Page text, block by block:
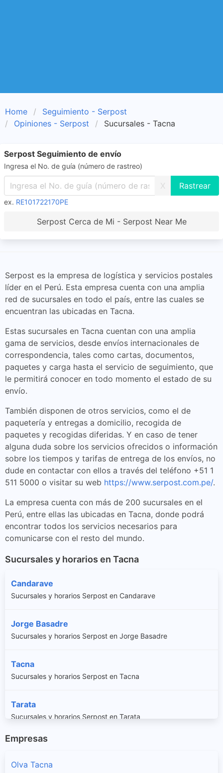
Home
Seguimiento - Serpost
Opiniones - Serpost
Sucursales - Tacna
Serpost Seguimiento de envío
Ingresa el No. de guía (número de rastreo)
X
ex. RE101722170PE
Serpost Cerca de Mi - Serpost Near Me
Serpost es la empresa de logística y servicios postales
líder en el Perú. Esta empresa cuenta con una amplia
red de sucursales en todo el país, entre las cuales se
encuentran las ubicadas en Tacna.
Estas sucursales en Tacna cuentan con una amplia
gama de servicios, desde envíos internacionales de
correspondencia, tales como cartas, documentos,
paquetes y carga hasta el servicio de seguimiento, que
le permitirá conocer en todo momento el estado de su
envío.
También disponen de otros servicios, como el de
paquetería y entregas a domicilio, recogida de
paquetes y recogidas diferidas. Y en caso de tener
alguna duda sobre los servicios ofrecidos o información
sobre los tiempos y tarifas de entrega de los envíos, no
dude en contactar con ellos a través del teléfono +51 1
511 5000 o visitar su web https://www.serpost.com.pe/.
La empresa cuenta con más de 200 sucursales en el
Perú, entre ellas las ubicadas en Tacna, donde podrá
encontrar todos los servicios necesarios para
comunicarse con el resto del mundo.
Sucursales y horarios en Tacna
Candarave
Sucursales y horarios Serpost en Candarave
Jorge Basadre
Sucursales y horarios Serpost en Jorge Basadre
Tacna
Sucursales y horarios Serpost en Tacna
Tarata
Sucursales y horarios Serpost en Tarata
Empresas
Olva Tacna